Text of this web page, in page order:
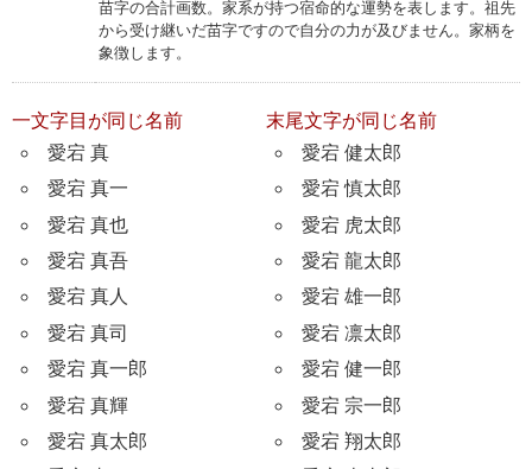
苗字の合計画数。家系が持つ宿命的な運勢を表します。祖先
から受け継いだ苗字ですので自分の力が及びません。家柄を
象徴します。
一文字目が同じ名前
愛宕 真
愛宕 真一
愛宕 真也
愛宕 真吾
愛宕 真人
愛宕 真司
愛宕 真一郎
愛宕 真輝
愛宕 真太郎
末尾文字が同じ名前
愛宕 健太郎
愛宕 慎太郎
愛宕 虎太郎
愛宕 龍太郎
愛宕 雄一郎
愛宕 凛太郎
愛宕 健一郎
愛宕 宗一郎
愛宕 翔太郎